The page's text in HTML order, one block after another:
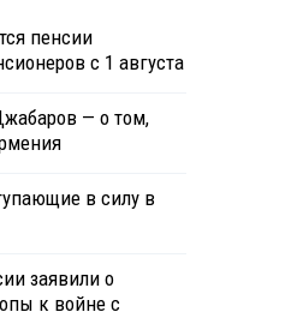
пенсии
с 1 августа
— о том,
в силу в
заявили о
к войне с